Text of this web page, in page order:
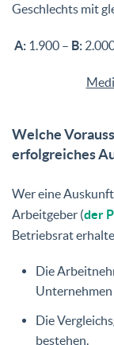
Geschlechts mit
A:1.900 – B:
Welche
erfolgreiches
Wer eine
Arbeitgeber (der
Betriebsrat
Die
Die
bestehen.